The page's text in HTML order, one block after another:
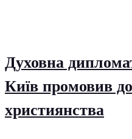
Духовна
Київ промовив до
християнства